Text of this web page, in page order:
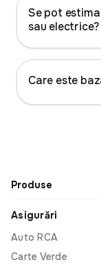
Se pot
sau electrice?
Care este
Produse
Asigurări
Auto RCA
Carte Verde